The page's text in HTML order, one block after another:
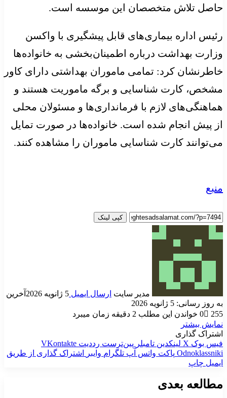
حاصل تلاش متخصصان این موسسه است.
رئیس اداره بیماری‌های قابل پیشگیری با واکسن
وزارت بهداشت درباره اطمینان‌بخشی به خانواده‌ها
خاطرنشان کرد: تمامی ماموران بهداشتی دارای کاور
مشخص، کارت شناسایی و برگه ماموریت هستند و
هماهنگی‌های لازم با فرمانداری‌ها و مسئولان محلی
از پیش انجام شده است. خانواده‌ها در صورت تمایل
می‌توانند کارت شناسایی ماموران را مشاهده کنند.
منبع
کپی لینک
مدیر سایت ارسال ایمیل 5 ژانویه 2026
آخرین
به روز رسانی: 5 ژانویه 2026
0
255
خواندن این مطلب 2 دقیقه زمان میبرد
نمایش بیشتر
اشتراک گذاری
فیس بوک X لینکدین ‫تامبلر ‫پین‌ترست ‫رددیت ‫VKontakte
‫Odnoklassniki پاکت واتس آپ تلگرام وایبر
اشتراک گذاری از طریق
ایمیل چاپ
مطالعه بعدی